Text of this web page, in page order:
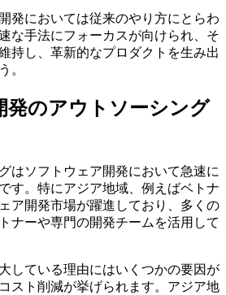
発においては従来のやり方にとらわ
な手法にフォーカスが向けられ、そ
持し、革新的なプロダクトを生み出
。
発のアウトソーシング
はソフトウェア開発において急速に
す。特にアジア地域、例えばベトナ
ア開発市場が躍進しており、多くの
ナーや専門の開発チームを活用して
している理由にはいくつかの要因が
スト削減が挙げられます。アジア地